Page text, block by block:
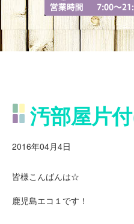
汚部屋片
2016年04月4日
皆様こんばんは☆
鹿児島エコ１です！